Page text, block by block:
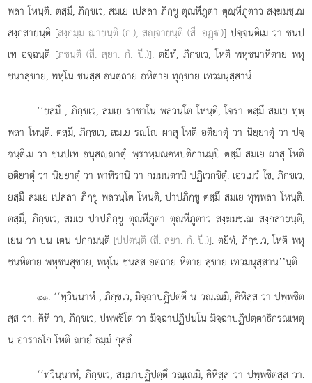
พลา โหนฺติ. ตสฺมึ, ภิกฺขเว, สมเย เปสลา ภิกฺขู ตุณฺหีภูตา ตุณฺหีภูตาว สงฺฆมชฺเฌ
สงฺกสายนฺติ [สงฺกมฺม ฌายนฺติ (ก.), สฺจายนฺติ (สี. อฏฺ.)] ปจฺจนฺติเม วา ชนป
เท อจฺฉนฺติ [ภชนฺติ (สี. สฺยา. กํ. ปี.)]. ตยิทํ, ภิกฺขเว, โหติ พหุชนาหิตาย พหุ
ชนาสุขาย, พหุโน ชนสฺส อนตฺถาย อหิตาย ทุกฺขาย เทวมนุสฺสานํ.
‘‘ยสฺมึ , ภิกฺขเว, สมเย ราชาโน พลวนฺโต โหนฺติ, โจรา ตสฺมึ สมเย ทุพฺ
พลา โหนฺติ. ตสฺมึ, ภิกฺขเว, สมเย รฺโ ผาสุ โหติ อติยาตุํ วา นิยฺยาตุํ วา ปจฺ
จนฺติเม วา ชนปเท อนุสฺาตุํ. พฺราหฺมณคหปติกานมฺปิ ตสฺมึ สมเย ผาสุ โหติ
อติยาตุํ วา นิยฺยาตุํ วา พาหิรานิ วา กมฺมนฺตานิ ปฏิเวกฺขิตุํ. เอวเมวํ โข, ภิกฺขเว,
ยสฺมึ สมเย เปสลา ภิกฺขู พลวนฺโต โหนฺติ, ปาปภิกฺขู ตสฺมึ สมเย ทุพฺพลา โหนฺติ.
ตสฺมึ, ภิกฺขเว, สมเย ปาปภิกฺขู ตุณฺหีภูตา ตุณฺหีภูตาว สงฺฆมชฺเฌ สงฺกสายนฺติ,
เยน วา ปน เตน ปกฺกมนฺติ [ปปตนฺติ (สี. สฺยา. กํ. ปี.)]. ตยิทํ, ภิกฺขเว, โหติ พหุ
ชนหิตาย พหุชนสุขาย, พหุโน ชนสฺส อตฺถาย หิตาย สุขาย เทวมนุสฺสาน’’นฺติ.
๔๑. ‘‘ทฺวินฺนาหํ , ภิกฺขเว, มิจฺฉาปฏิปตฺตึ น วณฺเณมิ, คิหิสฺส วา ปพฺพชิต
สฺส วา. คิหี วา, ภิกฺขเว, ปพฺพชิโต วา มิจฺฉาปฏิปนฺโน มิจฺฉาปฏิปตฺตาธิกรณเหตุ
น อาราธโก โหติ ายํ ธมฺมํ กุสลํ.
‘‘ทฺวินฺนาหํ, ภิกฺขเว, สมฺมาปฏิปตฺตึ วณฺเณมิ, คิหิสฺส วา ปพฺพชิตสฺส วา.